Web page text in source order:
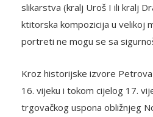
slikarstva (kralj Uroš I ili kralj
ktitorska kompozicija u velikoj
portreti ne mogu se sa
Kroz historijske izvore
16. vijeku i tokom cijelog 17.
trgovačkog uspona obližnjeg